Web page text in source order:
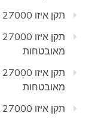
תקן איזו 27000 מימוש אמצעים למניעת הזרקת SQL
מאובטחות
מאובטחות
תקן איזו 27000 אבטחת מערכות הצבעה מקוונות